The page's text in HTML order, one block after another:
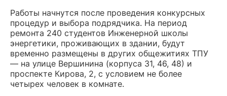
Работы начнутся после проведения конкурсных
процедур и выбора подрядчика. На период
ремонта 240 студентов Инженерной школы
энергетики, проживающих в здании, будут
временно размещены в других общежитиях ТПУ
— на улице Вершинина (корпуса 31, 46, 48) и
проспекте Кирова, 2, с условием не более
четырех человек в комнате.